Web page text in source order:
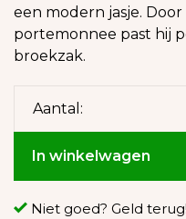
een modern jasje.
portemonnee past hij
broekzak.
Aantal:
In winkelwagen
Niet goed? Geld terug!